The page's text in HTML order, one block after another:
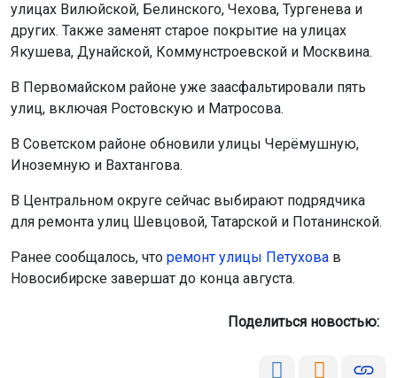
улицах Вилюйской, Белинского, Чехова, Тургенева и
других. Также заменят старое покрытие на улицах
Якушева, Дунайской, Коммунстроевской и Москвина.
В Первомайском районе уже заасфальтировали пять
улиц, включая Ростовскую и Матросова.
В Советском районе обновили улицы Черёмушную,
Иноземную и Вахтангова.
В Центральном округе сейчас выбирают подрядчика
для ремонта улиц Шевцовой, Татарской и Потанинской.
Ранее сообщалось, что ремонт улицы Петухова в
Новосибирске завершат до конца августа.
Поделиться новостью: